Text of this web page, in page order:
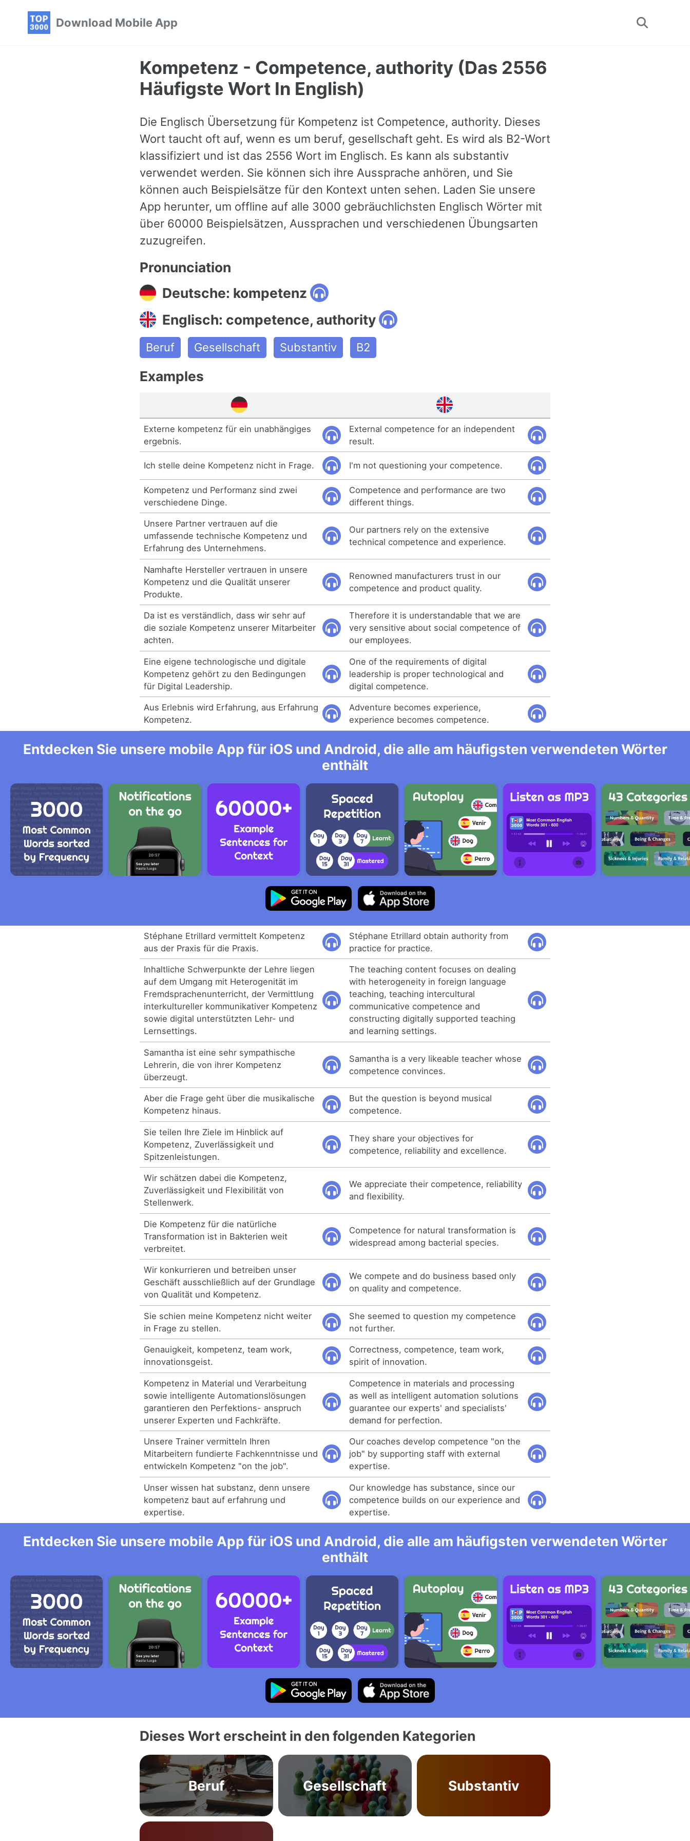
Download Mobile App
Toggle
Kompetenz - Competence, authority (Das 2556
Häufigste Wort In English)
Die Englisch Übersetzung für Kompetenz ist Competence, authority. Dieses
Wort taucht oft auf, wenn es um beruf, gesellschaft geht. Es wird als B2-Wort
klassifiziert und ist das 2556 Wort im Englisch. Es kann als substantiv
verwendet werden. Sie können sich ihre Aussprache anhören, und Sie
können auch Beispielsätze für den Kontext unten sehen. Laden Sie unsere
App herunter, um offline auf alle 3000 gebräuchlichsten Englisch Wörter mit
über 60000 Beispielsätzen, Aussprachen und verschiedenen Übungsarten
zuzugreifen.
Pronunciation
Deutsche: kompetenz
Englisch: competence, authority
Beruf Gesellschaft Substantiv B2
Examples
Externe kompetenz für ein unabhängiges
ergebnis.
External competence for an independent
result.
Ich stelle deine Kompetenz nicht in Frage. I'm not questioning your competence.
Kompetenz und Performanz sind zwei
verschiedene Dinge.
Competence and performance are two
different things.
Unsere Partner vertrauen auf die
umfassende technische Kompetenz und
Erfahrung des Unternehmens.
Our partners rely on the extensive
technical competence and experience.
Namhafte Hersteller vertrauen in unsere
Kompetenz und die Qualität unserer
Produkte.
Renowned manufacturers trust in our
competence and product quality.
Da ist es verständlich, dass wir sehr auf
die soziale Kompetenz unserer Mitarbeiter
achten.
Therefore it is understandable that we are
very sensitive about social competence of
our employees.
Eine eigene technologische und digitale
Kompetenz gehört zu den Bedingungen
für Digital Leadership.
One of the requirements of digital
leadership is proper technological and
digital competence.
Aus Erlebnis wird Erfahrung, aus Erfahrung
Kompetenz.
Adventure becomes experience,
experience becomes competence.
Entdecken Sie unsere mobile App für iOS und Android, die alle am häufigsten verwendeten Wörter
enthält
Stéphane Etrillard vermittelt Kompetenz
aus der Praxis für die Praxis.
Stéphane Etrillard obtain authority from
practice for practice.
Inhaltliche Schwerpunkte der Lehre liegen
auf dem Umgang mit Heterogenität im
Fremdsprachenunterricht, der Vermittlung
interkultureller kommunikativer Kompetenz
sowie digital unterstützten Lehr- und
Lernsettings.
The teaching content focuses on dealing
with heterogeneity in foreign language
teaching, teaching intercultural
communicative competence and
constructing digitally supported teaching
and learning settings.
Samantha ist eine sehr sympathische
Lehrerin, die von ihrer Kompetenz
überzeugt.
Samantha is a very likeable teacher whose
competence convinces.
Aber die Frage geht über die musikalische
Kompetenz hinaus.
But the question is beyond musical
competence.
Sie teilen Ihre Ziele im Hinblick auf
Kompetenz, Zuverlässigkeit und
Spitzenleistungen.
They share your objectives for
competence, reliability and excellence.
Wir schätzen dabei die Kompetenz,
Zuverlässigkeit und Flexibilität von
Stellenwerk.
We appreciate their competence, reliability
and flexibility.
Die Kompetenz für die natürliche
Transformation ist in Bakterien weit
verbreitet.
Competence for natural transformation is
widespread among bacterial species.
Wir konkurrieren und betreiben unser
Geschäft ausschließlich auf der Grundlage
von Qualität und Kompetenz.
We compete and do business based only
on quality and competence.
Sie schien meine Kompetenz nicht weiter
in Frage zu stellen.
She seemed to question my competence
not further.
Genauigkeit, kompetenz, team work,
innovationsgeist.
Correctness, competence, team work,
spirit of innovation.
Kompetenz in Material und Verarbeitung
sowie intelligente Automationslösungen
garantieren den Perfektions- anspruch
unserer Experten und Fachkräfte.
Competence in materials and processing
as well as intelligent automation solutions
guarantee our experts' and specialists'
demand for perfection.
Unsere Trainer vermitteln Ihren
Mitarbeitern fundierte Fachkenntnisse und
entwickeln Kompetenz "on the job".
Our coaches develop competence "on the
job" by supporting staff with external
expertise.
Unser wissen hat substanz, denn unsere
kompetenz baut auf erfahrung und
expertise.
Our knowledge has substance, since our
competence builds on our experience and
expertise.
Entdecken Sie unsere mobile App für iOS und Android, die alle am häufigsten verwendeten Wörter
enthält
Dieses Wort erscheint in den folgenden Kategorien
Beruf Gesellschaft Substantiv